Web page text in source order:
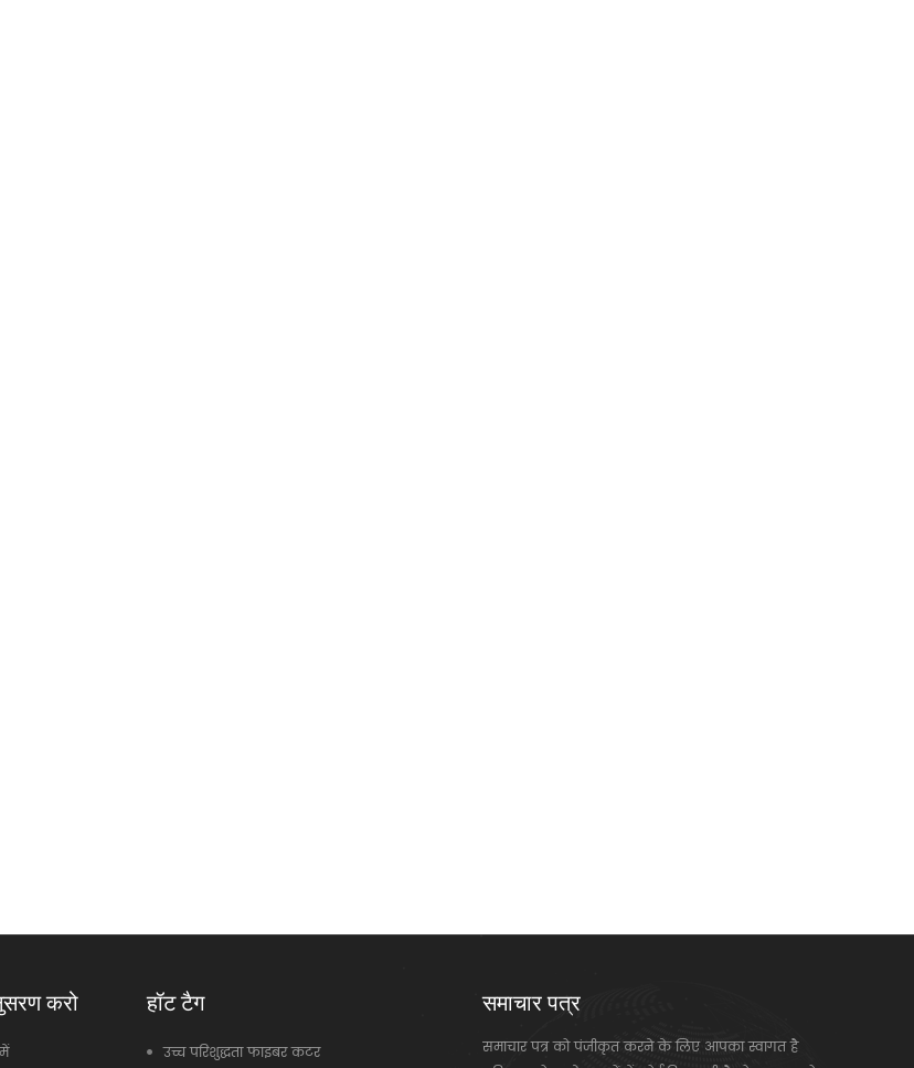
करो हॉट टैग
उच्च परिशुद्धता फाइबर कटर
समाचार पत्र
समाचार पत्र को पंजीकृत करने के लिए आपका स्वागत है